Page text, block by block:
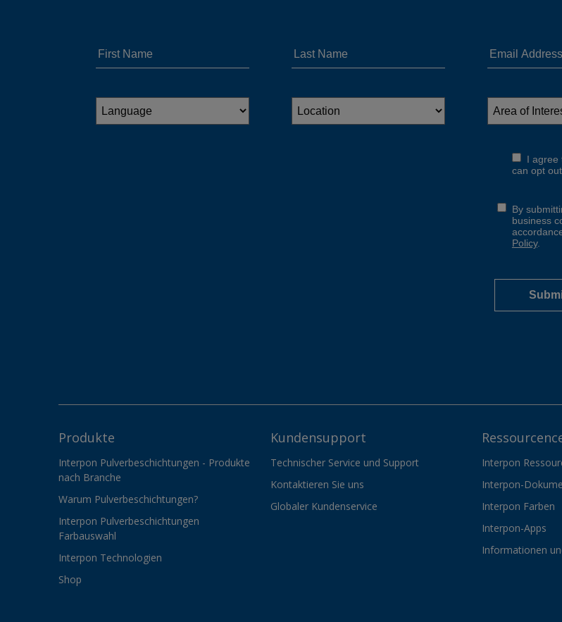
Produkte
Interpon Pulverbeschichtungen - Produkte
nach Branche
Warum Pulverbeschichtungen?
Interpon Pulverbeschichtungen
Farbauswahl
Interpon Technologien
Shop
Kundensupport
Technischer Service und Support
Kontaktieren Sie uns
Globaler Kundenservice
Interpon
Interpon-
Interpon Farben
Interpon-Apps
Informationen